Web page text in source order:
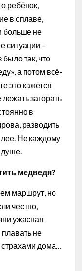
ребёнок,
в сплаве,
больше не
ситуации –
так, что
а потом всё-
это кажется
загорать
в
разводить
Не каждому
душе.
медведя?
маршрут, но
честно,
ужасная
не
страхами дома…